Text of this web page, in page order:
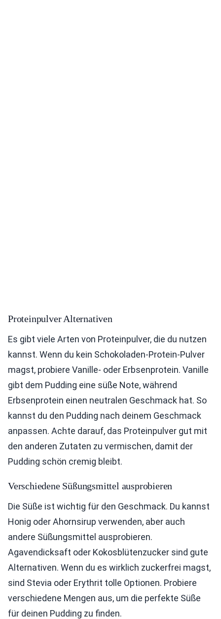
Proteinpulver Alternativen
Es gibt viele Arten von Proteinpulver, die du nutzen
kannst. Wenn du kein Schokoladen-Protein-Pulver
magst, probiere Vanille- oder Erbsenprotein. Vanille
gibt dem Pudding eine süße Note, während
Erbsenprotein einen neutralen Geschmack hat. So
kannst du den Pudding nach deinem Geschmack
anpassen. Achte darauf, das Proteinpulver gut mit
den anderen Zutaten zu vermischen, damit der
Pudding schön cremig bleibt.
Verschiedene Süßungsmittel ausprobieren
Die Süße ist wichtig für den Geschmack. Du kannst
Honig oder Ahornsirup verwenden, aber auch
andere Süßungsmittel ausprobieren.
Agavendicksaft oder Kokosblütenzucker sind gute
Alternativen. Wenn du es wirklich zuckerfrei magst,
sind Stevia oder Erythrit tolle Optionen. Probiere
verschiedene Mengen aus, um die perfekte Süße
für deinen Pudding zu finden.